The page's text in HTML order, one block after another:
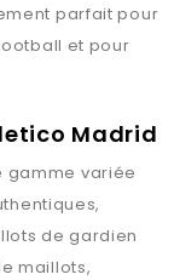
parfait pour
et pour
Madrid
gamme variée
de gardien
maillots,